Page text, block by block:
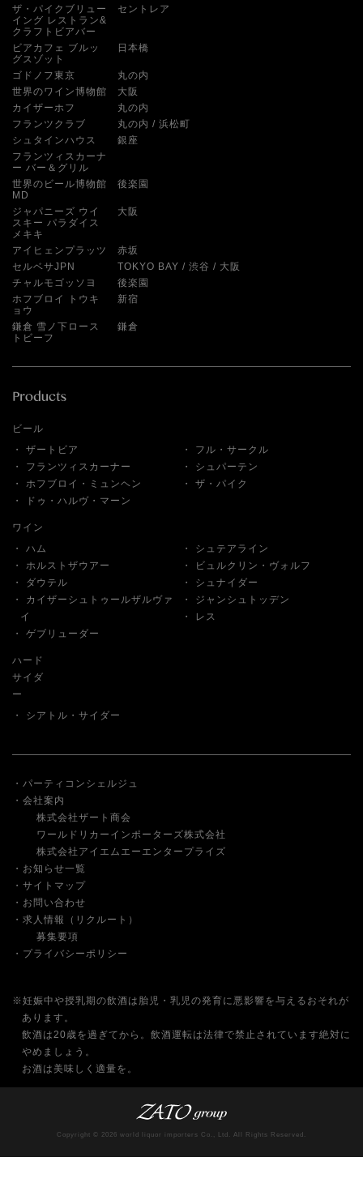
ザ・パイクブリュー
イング レストラン&
クラフトビアバー
セントレア
ビアカフェ ブルッ
グスゾット
日本橋
ゴドノフ東京
丸の内
世界のワイン博物館
大阪
カイザーホフ
丸の内
フランツクラブ
丸の内
浜松町
シュタインハウス
銀座
フランツィスカーナ
ー バー＆グリル
世界のビール博物館
MD
後楽園
ジャパニーズ ウイ
スキー パラダイス
メキキ
大阪
アイヒェンプラッツ
赤坂
セルベサJPN
TOKYO BAY 渋谷
大阪
チャルモゴッソヨ
後楽園
ホフブロイ トウキ
ョウ
新宿
鎌倉 雪ノ下ロース
トビーフ
鎌倉
ビール
ザートビア
フル・サークル
フランツィスカーナー
シュパーテン
ホフブロイ・ミュンヘン
ザ・パイク
ドゥ・ハルヴ・マーン
ワイン
ハム
シュテアライン
ホルストザウアー
ビュルクリン・ヴォルフ
ダウテル
シュナイダー
カイザーシュトゥールザルヴァ
イ
ジャンシュトッデン
レス
ゲブリューダー
ハード
サイダ
ー
シアトル・サイダー
パーティコンシェルジュ
会社案内
株式会社ザート商会
ワールドリカーインポーターズ株式会社
株式会社アイエムエーエンタープライズ
お知らせ一覧
サイトマップ
お問い合わせ
求人情報（リクルート）
募集要項
プライバシーポリシー
※妊娠中や授乳期の飲酒は胎児・乳児の発育に悪影響を与えるおそれが
あります。
飲酒は20歳を過ぎてから。飲酒運転は法律で禁止されています絶対に
やめましょう。
お酒は美味しく適量を。
Copyright © 2026 world liquor importers Co., Ltd. All Rights Reserved.